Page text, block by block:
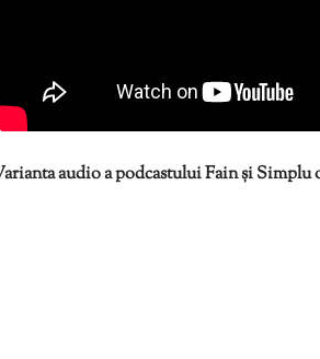
audio a podcastului Fain și Simplu